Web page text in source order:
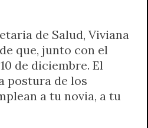
de Salud, Viviana
que, junto con el
de diciembre. El
postura de los
a tu novia, a tu